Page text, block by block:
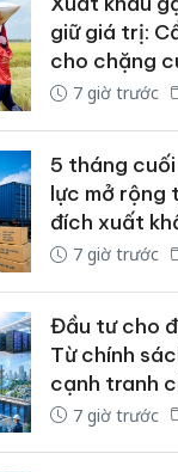
giữ giá trị:
cho chặng
7 giờ trước
5 tháng cuối
lực mở rộng
đích xuất
7 giờ trước
Đầu tư cho
Từ chính
cạnh tranh
7 giờ trước